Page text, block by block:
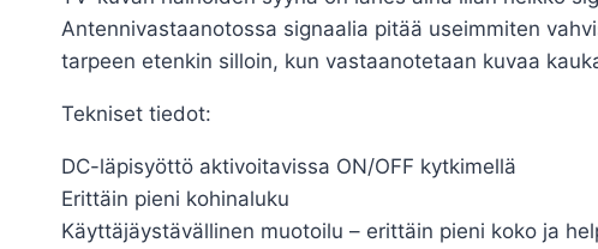
Antennivastaanotossa signaalia pitää useimmiten
tarpeen etenkin silloin, kun vastaanotetaan kuvaa
Tekniset tiedot:
DC-läpisyöttö aktivoitavissa ON/OFF kytkimellä
Erittäin pieni kohinaluku
Käyttäjäystävällinen muotoilu – erittäin pieni koko ja